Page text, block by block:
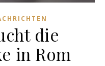
die
in Rom